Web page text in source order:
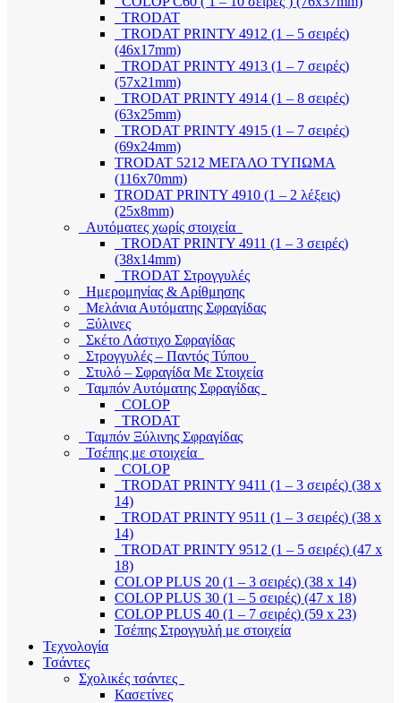
TRODAT
TRODAT PRINTY 4912 (1 – 5 σειρές)
(46x17mm)
TRODAT PRINTY 4913 (1 – 7 σειρές)
(57x21mm)
TRODAT PRINTY 4914 (1 – 8 σειρές)
(63x25mm)
TRODAT PRINTY 4915 (1 – 7 σειρές)
(69x24mm)
TRODAT 5212 ΜΕΓΑΛΟ ΤΥΠΩΜΑ
(116x70mm)
TRODAT PRINTY 4910 (1 – 2 λέξεις)
(25x8mm)
Αυτόματες χωρίς στοιχεία
TRODAT PRINTY 4911 (1 – 3 σειρές)
(38x14mm)
TRODAT Στρογγυλές
Ημερομηνίας & Αρίθμησης
Μελάνια Αυτόματης Σφραγίδας
Ξύλινες
Σκέτο Λάστιχο Σφραγίδας
Στρογγυλές – Παντός Τύπου
Στυλό – Σφραγίδα Με Στοιχεία
Ταμπόν Αυτόματης Σφραγίδας
COLOP
TRODAT
Ταμπόν Ξύλινης Σφραγίδας
Τσέπης με στοιχεία
COLOP
TRODAT PRINTY 9411 (1 – 3 σειρές) (38 x
14)
TRODAT PRINTY 9511 (1 – 3 σειρές) (38 x
14)
TRODAT PRINTY 9512 (1 – 5 σειρές) (47 x
18)
COLOP PLUS 20 (1 – 3 σειρές) (38 x 14)
COLOP PLUS 30 (1 – 5 σειρές) (47 x 18)
COLOP PLUS 40 (1 – 7 σειρές) (59 x 23)
Τσέπης Στρογγυλή με στοιχεία
Τεχνολογία
Τσάντες
Σχολικές τσάντες
Κασετίνες